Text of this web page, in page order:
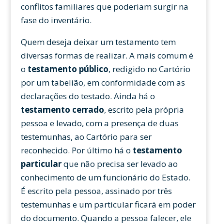
conflitos familiares que poderiam surgir na
fase do inventário.
Quem deseja deixar um testamento tem
diversas formas de realizar. A mais comum é
o testamento público, redigido no Cartório
por um tabelião, em conformidade com as
declarações do testado. Ainda há o
testamento cerrado, escrito pela própria
pessoa e levado, com a presença de duas
testemunhas, ao Cartório para ser
reconhecido. Por último há o testamento
particularque não precisa ser levado ao
conhecimento de um funcionário do Estado.
É escrito pela pessoa, assinado por três
testemunhas e um particular ficará em poder
do documento. Quando a pessoa falecer, ele